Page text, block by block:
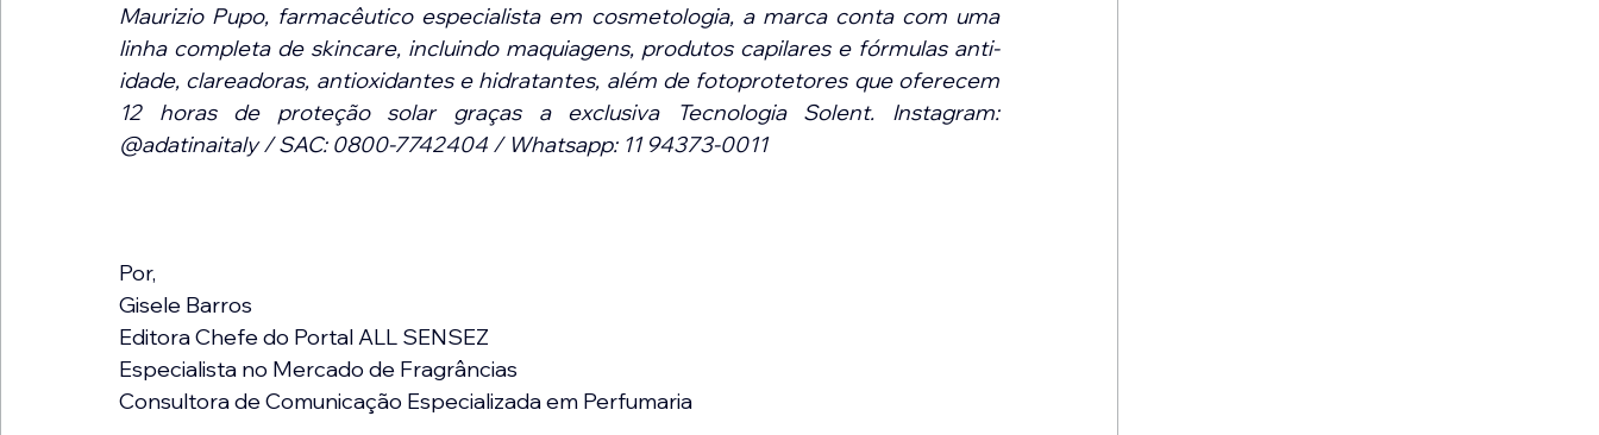
Maurizio Pupo, farmacêutico especialista em cosmetologia, a marca conta com uma
linha completa de skincare, incluindo maquiagens, produtos capilares e fórmulas anti-
idade, clareadoras, antioxidantes e hidratantes, além de fotoprotetores que oferecem
12 horas de proteção solar graças a exclusiva Tecnologia Solent. Instagram:
@adatinaitaly / SAC: 0800-7742404 / Whatsapp: 11 94373-0011
Por,
Gisele Barros
Editora Chefe do Portal ALL SENSEZ
Especialista no Mercado de Fragrâncias
Consultora de Comunicação Especializada em Perfumaria